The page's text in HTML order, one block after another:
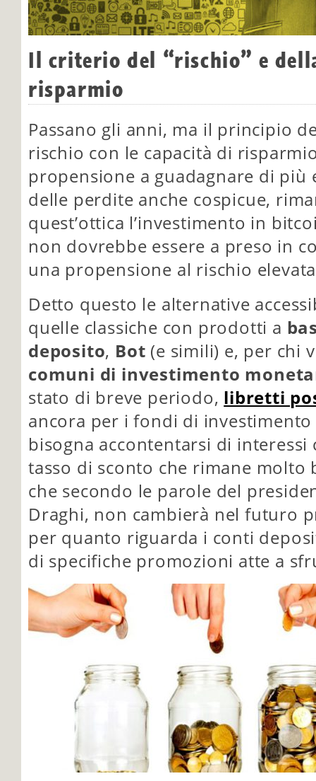
Il criterio del “rischio” e
risparmio
Passano gli anni, ma il principio
rischio con le capacità di
propensione a guadagnare di più
delle perdite anche cospicue,
quest’ottica l’investimento in
non dovrebbe essere a preso in
una propensione al rischio
Detto questo le alternative
quelle classiche con prodotti a
deposito, Bot (e simili) e, per chi
comuni di investimento
stato di breve periodo, libretti
ancora per i fondi di
bisogna accontentarsi di interessi
tasso di sconto che rimane molto
che secondo le parole del
Draghi, non cambierà nel futuro
per quanto riguarda i conti
di specifiche promozioni atte a